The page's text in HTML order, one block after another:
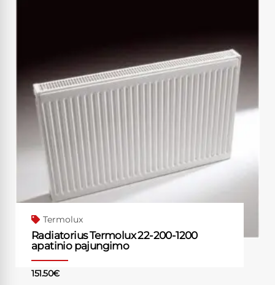
Termolux
Radiatorius Termolux 22-200-1200
apatinio pajungimo
151.50€